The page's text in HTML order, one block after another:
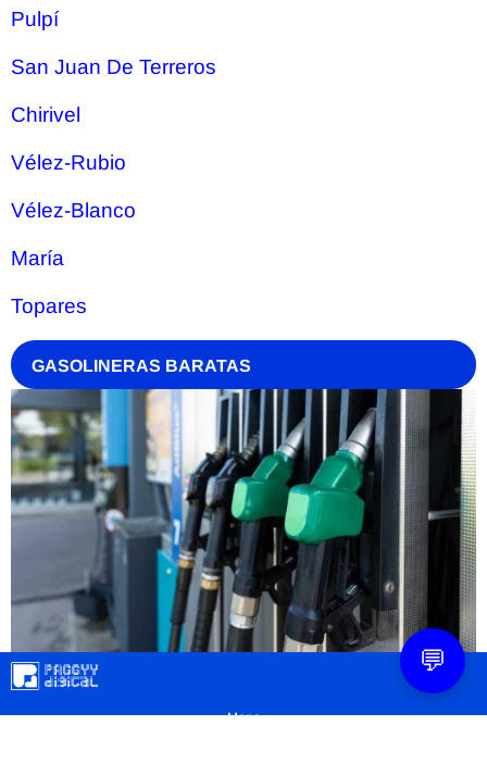
Pulpí
San Juan De Terreros
Chirivel
Vélez-Rubio
Vélez-Blanco
María
Topares
GASOLINERAS BARATAS
Mapa
💬